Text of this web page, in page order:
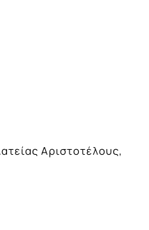
Αριστοτέλους,